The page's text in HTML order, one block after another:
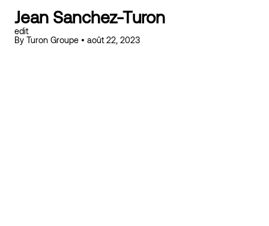
Jean Sanchez-Turon
edit
By Turon Groupe • août 22, 2023